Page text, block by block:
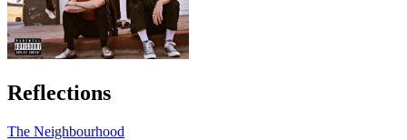
Reflections
The Neighbourhood